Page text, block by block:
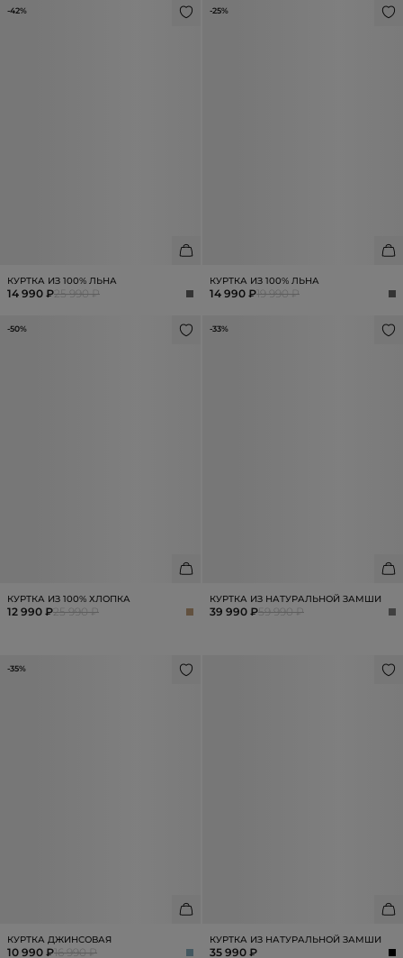
-42%
КУРТКА ИЗ 100% ЛЬНА
14 990 ₽25 990 ₽
-25%
КУРТКА ИЗ 100% ЛЬНА
14 990 ₽19 990 ₽
-50%
КУРТКА ИЗ 100% ХЛОПКА
12 990 ₽25 990 ₽
-33%
КУРТКА ИЗ НАТУРАЛЬНОЙ ЗАМШИ
39 990 ₽59 990 ₽
-35%
КУРТКА ДЖИНСОВАЯ
10 990 ₽16 990 ₽
КУРТКА ИЗ НАТУРАЛЬНОЙ ЗАМШИ
35 990 ₽